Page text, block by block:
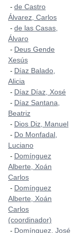
- de Castro
Álvarez, Carlos
- de las Casas,
Álvaro
- Deus Gende
Xesús
- Díaz Balado,
Alicia
- Díaz Díaz, Xosé
- Díaz Santana,
Beatriz
- Dios Diz, Manuel
- Do Monfadal,
Luciano
- Domínguez
Alberte, Xoán
Carlos
- Domínguez
Alberte, Xoán
Carlos
(coordinador)
- Domínguez, José